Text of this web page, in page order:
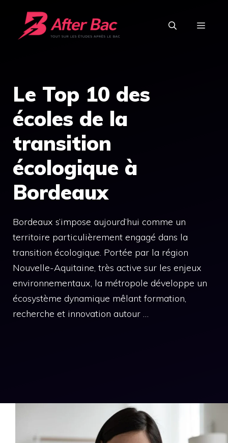
contenu
MENU
Le Top 10 des
écoles de la
transition
écologique à
Bordeaux
Bordeaux s’impose aujourd’hui comme un
territoire particulièrement engagé dans la
transition écologique. Portée par la région
Nouvelle-Aquitaine, très active sur les enjeux
environnementaux, la métropole développe un
écosystème dynamique mêlant formation,
recherche et innovation autour …